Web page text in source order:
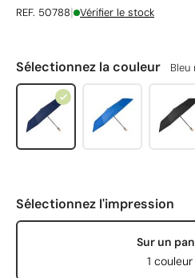
REF. 50788| Vérifier le stock
Sélectionnez la couleur Bleu
Sélectionnez l'impression
Sur un
1 couleur